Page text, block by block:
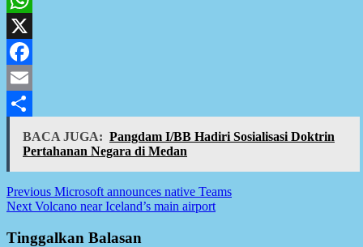
WhatsApp
X
Facebook
Email
Share
BACA JUGA: Pangdam I/BB Hadiri Sosialisasi Doktrin
Pertahanan Negara di Medan
Post
navigation
Previous Microsoft announces native Teams
Next Volcano near Iceland’s main airport
Tinggalkan Balasan